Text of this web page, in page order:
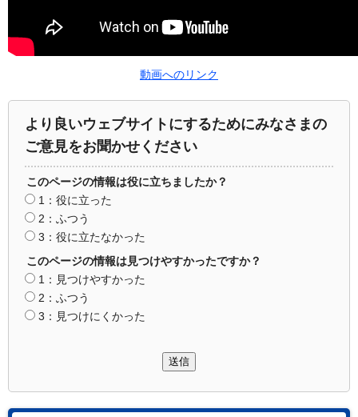
動画へのリンク
より良いウェブサイトにするためにみなさまの
ご意見をお聞かせください
このページの情報は役に立ちましたか？
1：役に立った
2：ふつう
3：役に立たなかった
このページの情報は見つけやすかったですか？
1：見つけやすかった
2：ふつう
3：見つけにくかった
送信